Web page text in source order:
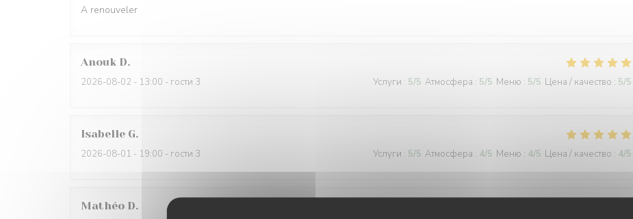
A renouveler
Anouk D
2026-08-02 - 13:00 - гости 3 Услуги : 5/5 Атмосфера : 5/5 Меню : 5/5 Цена / качество : 5/5
Isabelle G
2026-08-01 - 19:00 - гости 3 Услуги : 5/5 Атмосфера : 4/5 Меню : 4/5 Цена / качество : 4/5
Mathéo D